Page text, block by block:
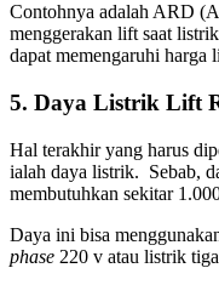
Contohnya adalah ARD
menggerakan lift saat
dapat memengaruhi
5. Daya Listrik Lift
Hal terakhir yang harus
ialah daya listrik. Sebab,
membutuhkan sekitar
Daya ini bisa
phase 220 v atau listrik tiga